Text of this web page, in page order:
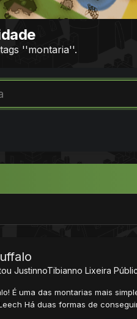
''montaria''.
JustinnoTibianno Lixeira
É uma das montarias mais
Há duas formas de